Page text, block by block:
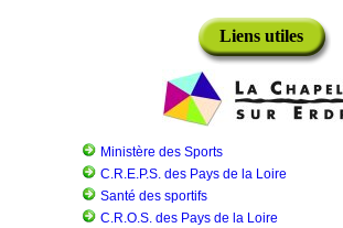
Liens utiles
Ministère des Sports
C.R.E.P.S. des Pays de la Loire
Santé des sportifs
C.R.O.S. des Pays de la Loire